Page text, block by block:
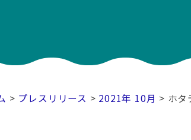
> プレスリリース > 2021年 10月 > ホタ